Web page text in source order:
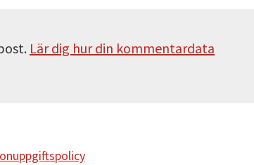
Lär dig hur din kommentardata